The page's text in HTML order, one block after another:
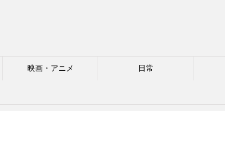
映画・アニメ 日常